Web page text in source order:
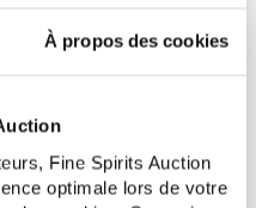
À propos des cookies
Fine Spirits Auction
optimale lors de votre
7 552€
?
LE !